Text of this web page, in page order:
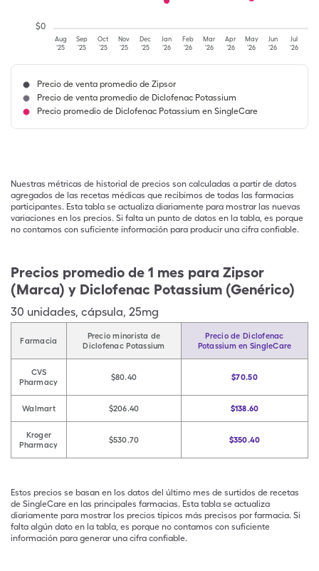
Aug
'25
Sep
'25
Oct
'25
Nov
'25
Dec
'25
Jan
'26
Feb
'26
Mar
'26
Apr
'26
May
'26
Jun
'26
Jul
'26
$0
Precio de venta promedio de Zipsor
Precio de venta promedio de Diclofenac Potassium
Precio promedio de Diclofenac Potassium en SingleCare
Nuestras métricas de historial de precios son calculadas a partir de datos
agregados de las recetas médicas que recibimos de todas las farmacias
participantes. Esta tabla se actualiza diariamente para mostrar las nuevas
variaciones en los precios. Si falta un punto de datos en la tabla, es porque
no contamos con suficiente información para producir una cifra confiable.
Precios promedio de 1 mes para Zipsor
(Marca) y Diclofenac Potassium (Genérico)
30 unidades, cápsula, 25mg
Farmacia
Precio minorista de
Diclofenac Potassium
Precio de Diclofenac
Potassium en SingleCare
CVS
Pharmacy
$80.40 $70.50
Walmart $206.40 $138.60
Kroger
Pharmacy
$530.70 $350.40
Estos precios se basan en los datos del último mes de surtidos de recetas
de SingleCare en las principales farmacias. Esta tabla se actualiza
diariamente para mostrar los precios típicos más precisos por farmacia. Si
falta algún dato en la tabla, es porque no contamos con suficiente
información para generar una cifra confiable.